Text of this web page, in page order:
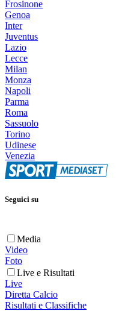
Frosinone
Genoa
Inter
Juventus
Lazio
Lecce
Milan
Monza
Napoli
Parma
Roma
Sassuolo
Torino
Udinese
Venezia
Seguici su
Media
Video
Foto
Live e Risultati
Live
Diretta Calcio
Risultati e Classifiche